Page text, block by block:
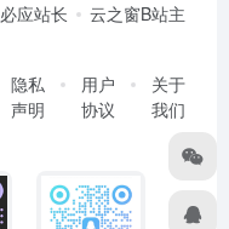
必应站长
云之窗B站主
隐私
声明
用户
协议
关于
我们